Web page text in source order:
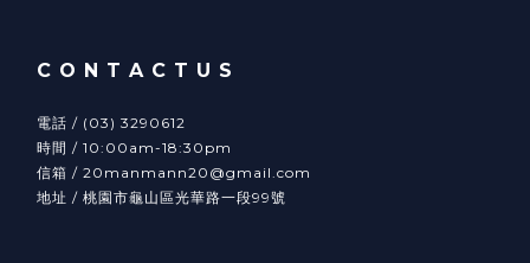
C O N T A C T U S
電話 / (03) 3290612
時間 / 10:00am-18:30pm
信箱 / 20manmann20@gmail.com
地址 / 桃園市龜山區光華路一段99號